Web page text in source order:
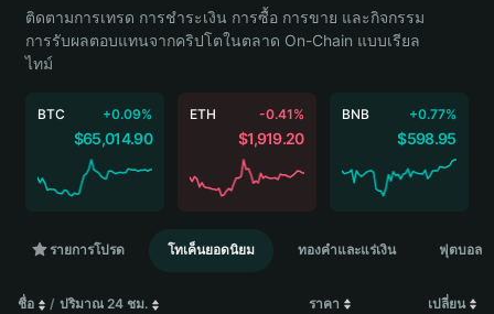
简体中文
繁體中文
Português (Portugal)
ภาษาไทย
Español
Español (Argentina)
ติดตามการเทรด การชำระเงิน การซื้อ การขาย และกิจกรรม
การรับผลตอบแทนจากคริปโตในตลาด On-Chain แบบเรียล
ไทม์
BTC +0.09%
$65,014.90
ETH -0.41%
$1,919.20
BNB +0.77%
$598.95
รายการโปรด โทเค็นยอดนิยม ทองคำและแร่เงิน ฟุตบอลโ
ชื่อ / ปริมาณ 24 ชม. ราคา เปลี่ยน